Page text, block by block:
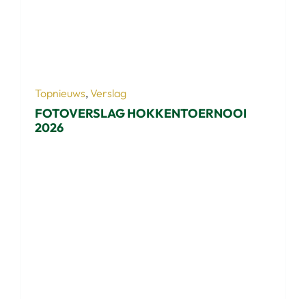
Topnieuws, Verslag
FOTOVERSLAG HOKKENTOERNOOI
2026